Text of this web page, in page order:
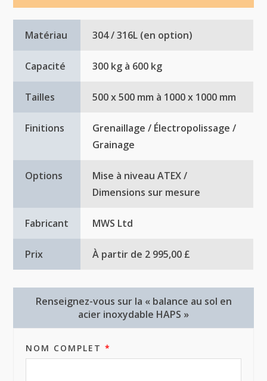
Matériau 304 / 316L (en option)
Capacité 300 kg à 600 kg
Tailles 500 x 500 mm à 1000 x 1000 mm
Finitions
Grenaillage / Électropolissage /
Grainage
Options
Mise à niveau ATEX /
Dimensions sur mesure
Fabricant MWS Ltd
Prix À partir de 2 995,00 £
Renseignez-vous sur la « balance au sol en
acier inoxydable HAPS »
NOM COMPLET *